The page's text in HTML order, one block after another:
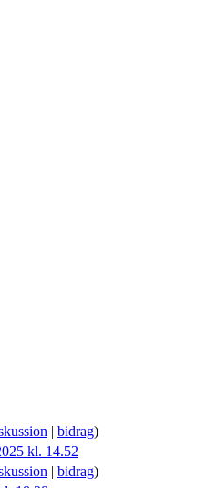
| bidrag)
kl. 14.52
| bidrag)